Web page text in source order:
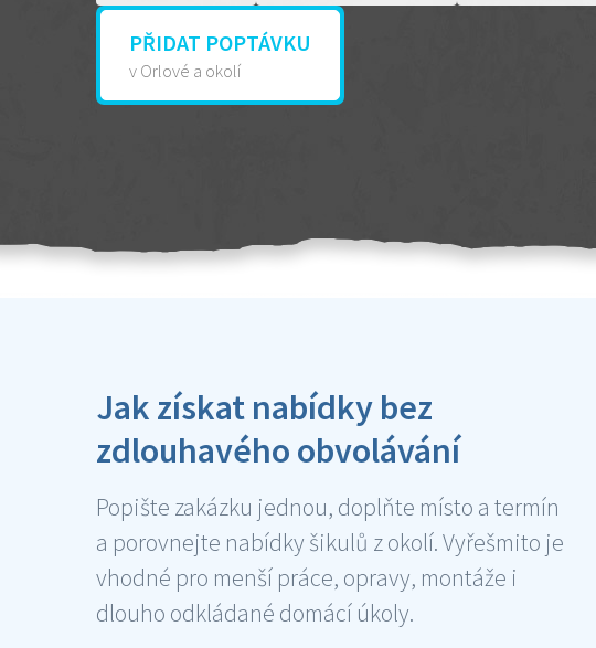
PŘIDAT POPTÁVKU
v Orlové a okolí
Jak získat nabídky bez
zdlouhavého obvolávání
Popište zakázku jednou, doplňte místo a termín
a porovnejte nabídky šikulů z okolí. Vyřešmito je
vhodné pro menší práce, opravy, montáže i
dlouho odkládané domácí úkoly.